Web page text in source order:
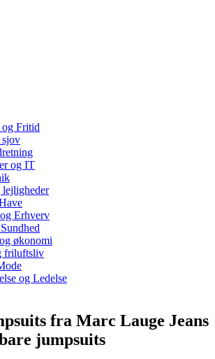
Fritid
og IT
lejligheder
Erhverv
økonomi
friluftsliv
og Ledelse
fra Marc Lauge Jeans
jumpsuits